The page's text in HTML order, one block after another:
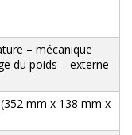
– mécanique
du poids – externe
mm x 138 mm x